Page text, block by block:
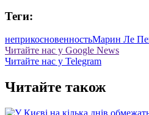
Теги:
неприкосновенностьМарин Ле
Читайте нас у Google News
Читайте нас у Telegram
Читайте також